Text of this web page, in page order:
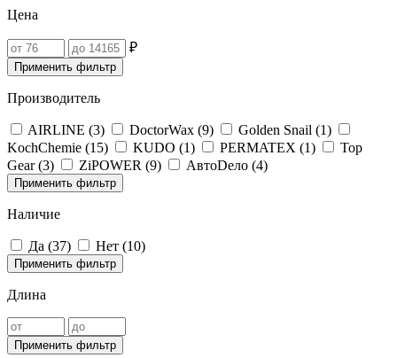
Цена
₽
Применить фильтр
Производитель
AIRLINE (3) DoctorWax (9) Golden Snail (1)
KochChemie (15) KUDO (1) PERMATEX (1)
Top
Gear (3) ZiPOWER (9) АвтоDело (4)
Применить фильтр
Наличие
Да (37) Нет (10)
Применить фильтр
Длина
Применить фильтр